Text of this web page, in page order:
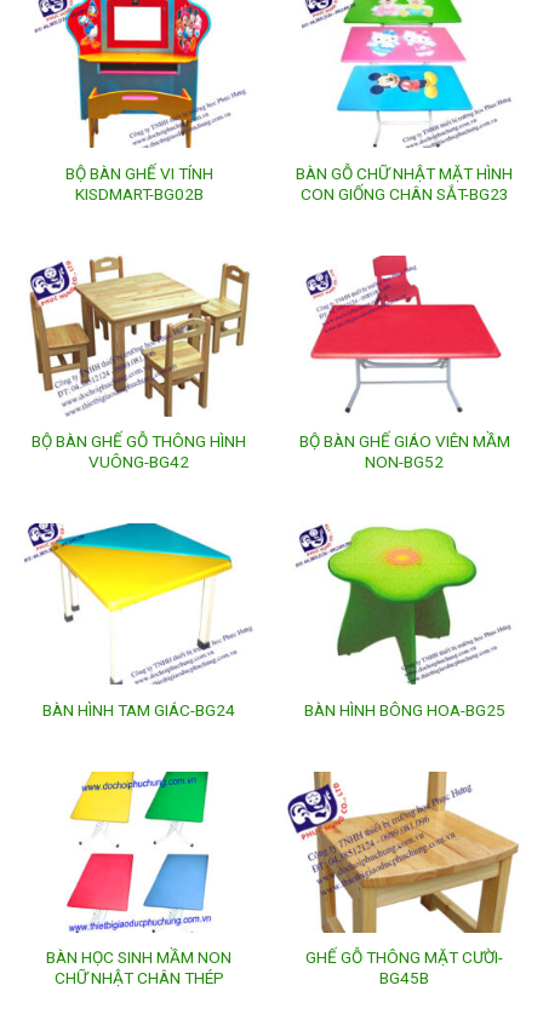
BỘ BÀN GHẾ VI TÍNH
KISDMART-BG02B
BÀN GỖ CHỮ NHẬT MẶT HÌNH
CON GIỐNG CHÂN SẮT-BG23
BỘ BÀN GHẾ GỖ THÔNG HÌNH
VUÔNG-BG42
BỘ BÀN GHẾ GIÁO VIÊN MẦM
NON-BG52
BÀN HÌNH TAM GIÁC-BG24 BÀN HÌNH BÔNG HOA-BG25
BÀN HỌC SINH MẦM NON
CHỮ NHẬT CHÂN THÉP
GHẾ GỖ THÔNG MẶT CƯỜI-
BG45B